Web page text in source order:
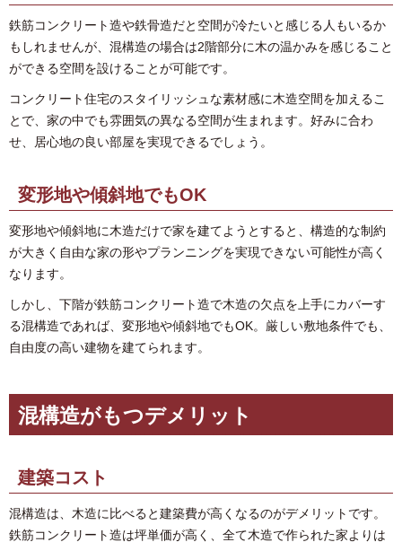
鉄筋コンクリート造や鉄骨造だと空間が冷たいと感じる人もいるか
もしれませんが、混構造の場合は2階部分に木の温かみを感じること
ができる空間を設けることが可能です。
コンクリート住宅のスタイリッシュな素材感に木造空間を加えるこ
とで、家の中でも雰囲気の異なる空間が生まれます。好みに合わ
せ、居心地の良い部屋を実現できるでしょう。
変形地や傾斜地でもOK
変形地や傾斜地に木造だけで家を建てようとすると、構造的な制約
が大きく自由な家の形やプランニングを実現できない可能性が高く
なります。
しかし、下階が鉄筋コンクリート造で木造の欠点を上手にカバーす
る混構造であれば、変形地や傾斜地でもOK。厳しい敷地条件でも、
自由度の高い建物を建てられます。
混構造がもつデメリット
建築コスト
混構造は、木造に比べると建築費が高くなるのがデメリットです。
鉄筋コンクリート造は坪単価が高く、全て木造で作られた家よりは